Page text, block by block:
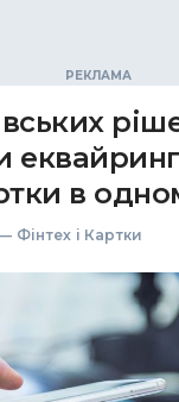
в
Фінтех і Картки